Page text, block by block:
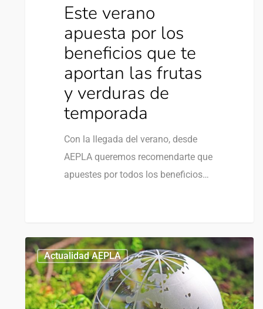
Este verano
apuesta por los
beneficios que te
aportan las frutas
y verduras de
temporada
Con la llegada del verano, desde
AEPLA queremos recomendarte que
apuestes por todos los beneficios…
Actualidad AEPLA
0